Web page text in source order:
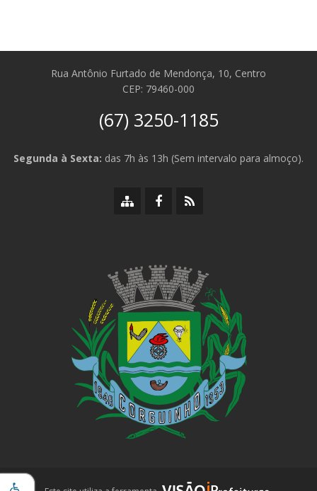
Rua Antônio Furtado de Mendonça, 10, Centro
CEP: 79460-000
(67) 3250-1185
Segunda à Sexta: das 7h às 13h (Sem intervalo para almoço).
MapaFacebook
RSS